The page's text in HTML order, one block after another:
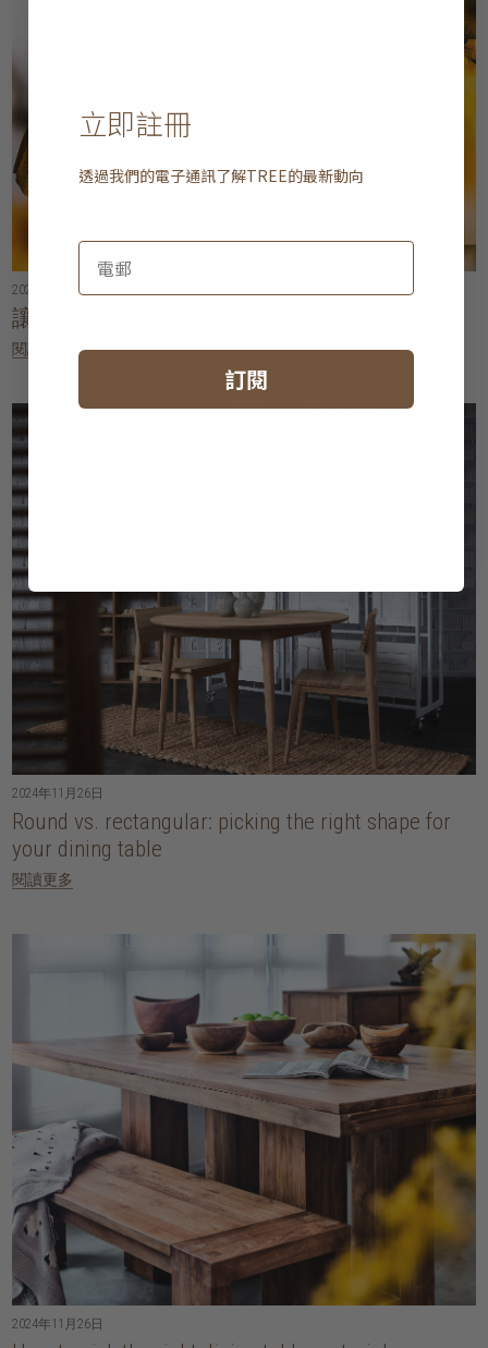
2025年04月18日
讓家居更整齊的理念
閱讀更多
2024年11月26日
Round vs. rectangular: picking the right shape for
your dining table
閱讀更多
2024年11月26日
立即註冊
透過我們的電子通訊了解TREE的最新動向
訂閱